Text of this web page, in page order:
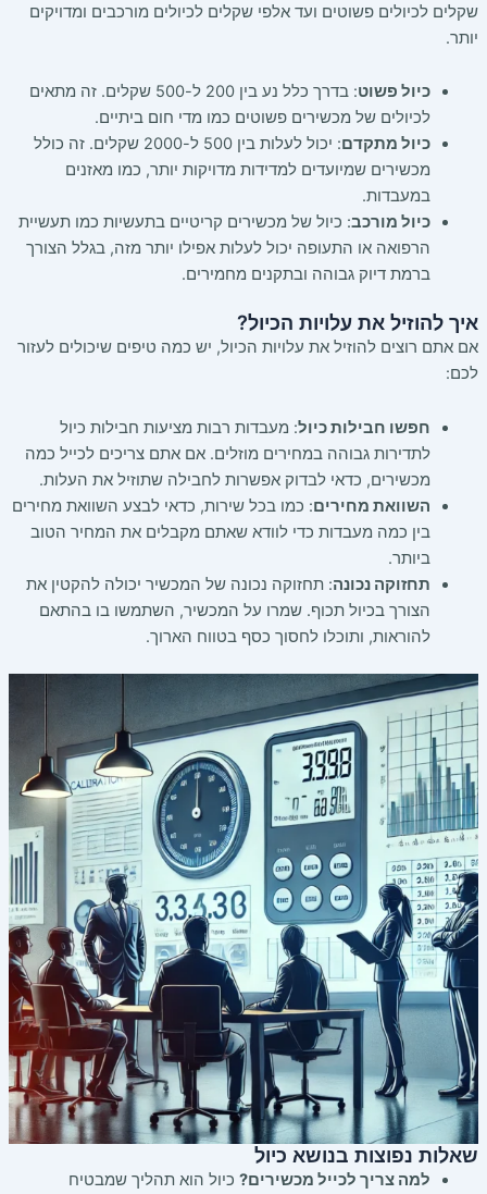
שקלים לכיולים פשוטים ועד אלפי שקלים לכיולים מורכבים ומדויקים
יותר.
כיול פשוט
: בדרך כלל נע בין 200 ל-500 שקלים. זה מתאים
לכיולים של מכשירים פשוטים כמו מדי חום ביתיים.
כיול מתקדם
: יכול לעלות בין 500 ל-2000 שקלים. זה כולל
מכשירים שמיועדים למדידות מדויקות יותר, כמו מאזנים
במעבדות.
כיול מורכב: כיול של מכשירים קריטיים בתעשיות כמו תעשיית
הרפואה או התעופה יכול לעלות אפילו יותר מזה, בגלל הצורך
ברמת דיוק גבוהה ובתקנים מחמירים.
איך להוזיל את עלויות הכיול?
אם אתם רוצים להוזיל את עלויות הכיול, יש כמה טיפים שיכולים לעזור
לכם:
חפשו חבילות כיול: מעבדות רבות מציעות חבילות כיול
לתדירות גבוהה במחירים מוזלים. אם אתם צריכים לכייל כמה
מכשירים, כדאי לבדוק אפשרות לחבילה שתוזיל את העלות.
השוואת מחירים: כמו בכל שירות, כדאי לבצע השוואת מחירים
בין כמה מעבדות כדי לוודא שאתם מקבלים את המחיר הטוב
ביותר.
תחזוקה נכונה: תחזוקה נכונה של המכשיר יכולה להקטין את
הצורך בכיול תכוף. שמרו על המכשיר, השתמשו בו בהתאם
להוראות, ותוכלו לחסוך כסף בטווח הארוך.
שאלות נפוצות בנושא כיול
למה צריך לכייל מכשירים?כיול הוא תהליך שמבטיח